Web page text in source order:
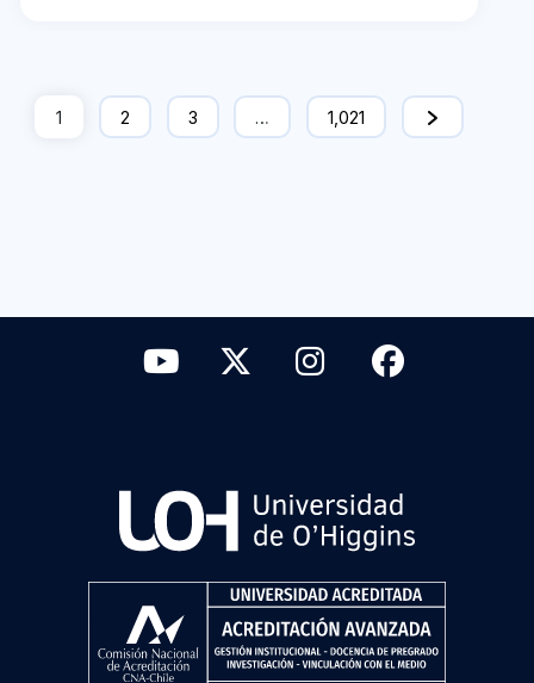
1 2 3 … 1,021